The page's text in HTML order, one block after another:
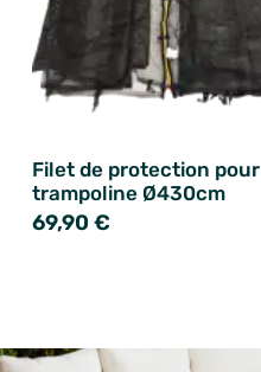
Filet de protection pour
trampoline Ø430cm
69,90 €